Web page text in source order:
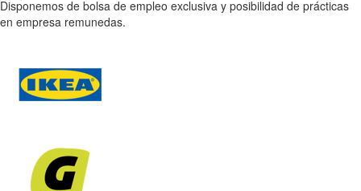
Disponemos de bolsa de empleo exclusiva y posibilidad de prácticas
en empresa remunedas.